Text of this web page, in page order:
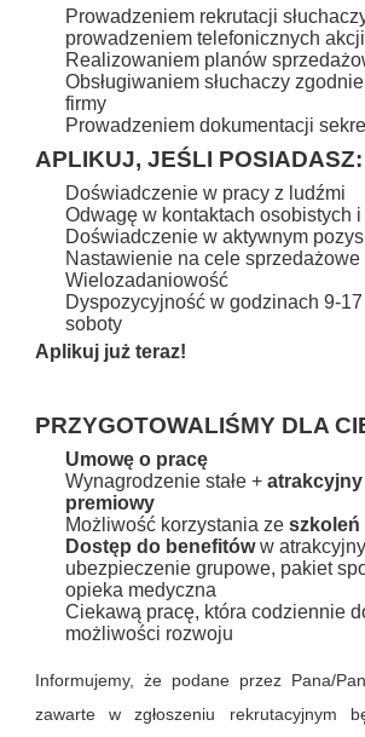
Prowadzeniem rekrutacji
prowadzeniem telefonicznych
Realizowaniem planów
Obsługiwaniem słuchaczy
firmy
Prowadzeniem dokumentacji
APLIKUJ, JEŚLI POSIADASZ:
Doświadczenie w pracy z ludźmi
Odwagę w kontaktach osobistych
Doświadczenie w aktywnym
Nastawienie na cele sprzedażowe
Wielozadaniowość
Dyspozycyjność w godzinach 9-
soboty
Aplikuj już teraz!
PRZYGOTOWALIŚMY DLA
Umowę o pracę
Wynagrodzenie stałe +
premiowy
Możliwość korzystania ze szkoleń
Dostęp do benefitóww
ubezpieczenie grupowe, pakiet
opieka medyczna
Ciekawą pracę, która codziennie
możliwości rozwoju
Informujemy, że podane przez Pana/
zawarte w zgłoszeniu rekrutacyjnym